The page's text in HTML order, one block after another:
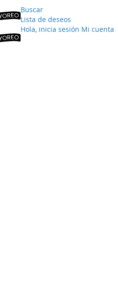
Buscar
Lista de deseos
Hola, inicia sesión Mi cuenta